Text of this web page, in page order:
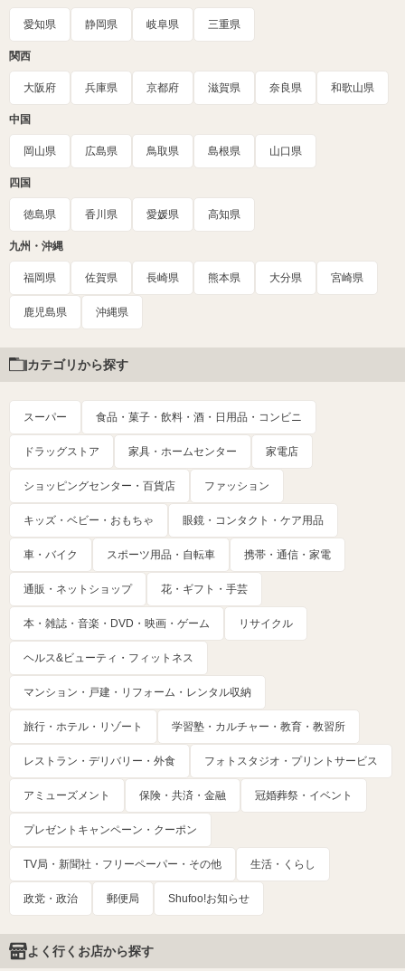
愛知県 静岡県 岐阜県 三重県
関西
大阪府 兵庫県 京都府 滋賀県 奈良県 和歌山県
中国
岡山県 広島県 鳥取県 島根県 山口県
四国
徳島県 香川県 愛媛県 高知県
九州・沖縄
福岡県 佐賀県 長崎県 熊本県 大分県 宮崎県
鹿児島県 沖縄県
カテゴリから探す
スーパー 食品・菓子・飲料・酒・日用品・コンビニ
ドラッグストア 家具・ホームセンター 家電店
ショッピングセンター・百貨店 ファッション
キッズ・ベビー・おもちゃ 眼鏡・コンタクト・ケア用品
車・バイク スポーツ用品・自転車 携帯・通信・家電
通販・ネットショップ 花・ギフト・手芸
本・雑誌・音楽・DVD・映画・ゲーム リサイクル
ヘルス&ビューティ・フィットネス
マンション・戸建・リフォーム・レンタル収納
旅行・ホテル・リゾート 学習塾・カルチャー・教育・教習所
レストラン・デリバリー・外食 フォトスタジオ・プリントサービス
アミューズメント 保険・共済・金融 冠婚葬祭・イベント
プレゼントキャンペーン・クーポン
TV局・新聞社・フリーペーパー・その他 生活・くらし
政党・政治 郵便局 Shufoo!お知らせ
よく行くお店から探す